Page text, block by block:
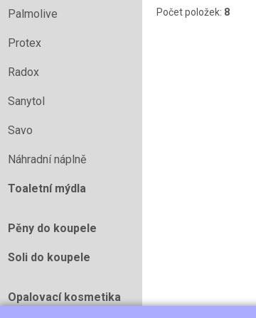
Palmolive
Protex
Radox
Sanytol
Savo
Náhradní náplně
Toaletní mýdla
Pěny do koupele
Soli do koupele
Opalovací kosmetika
Počet položek: 8